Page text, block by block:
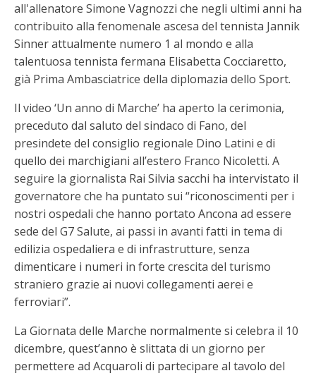
all'allenatore Simone Vagnozzi che negli ultimi anni ha
contribuito alla fenomenale ascesa del tennista Jannik
Sinner attualmente numero 1 al mondo e alla
talentuosa tennista fermana Elisabetta Cocciaretto,
già Prima Ambasciatrice della diplomazia dello Sport.
Il video ‘Un anno di Marche’ ha aperto la cerimonia,
preceduto dal saluto del sindaco di Fano, del
presindete del consiglio regionale Dino Latini e di
quello dei marchigiani all’estero Franco Nicoletti. A
seguire la giornalista Rai Silvia sacchi ha intervistato il
governatore che ha puntato sui “riconoscimenti per i
nostri ospedali che hanno portato Ancona ad essere
sede del G7 Salute, ai passi in avanti fatti in tema di
edilizia ospedaliera e di infrastrutture, senza
dimenticare i numeri in forte crescita del turismo
straniero grazie ai nuovi collegamenti aerei e
ferroviari”.
La Giornata delle Marche normalmente si celebra il 10
dicembre, quest’anno è slittata di un giorno per
permettere ad Acquaroli di partecipare al tavolo del